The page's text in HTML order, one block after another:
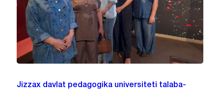
Jizzax davlat pedagogika universiteti talaba-